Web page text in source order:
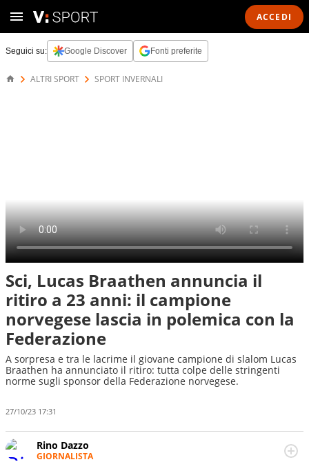
ACCEDI
Seguici su: Google Discover Fonti preferite
ALTRI SPORT SPORT INVERNALI
Sci, Lucas Braathen annuncia il
ritiro a 23 anni: il campione
norvegese lascia in polemica con la
Federazione
A sorpresa e tra le lacrime il giovane campione di slalom Lucas
Braathen ha annunciato il ritiro: tutta colpe delle stringenti
norme sugli sponsor della Federazione norvegese.
27/10/23 17:31
Rino Dazzo
GIORNALISTA